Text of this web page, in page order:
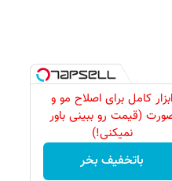
ابزار کامل برای اصلاح مو و
(قیمت رو ببینی باور
نمیکنی!)
باتخفیف بخر